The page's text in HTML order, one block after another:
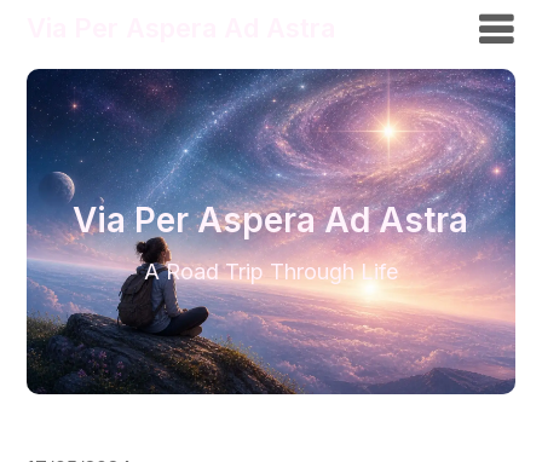
Via Per Aspera Ad Astra
A Road Trip Through Life